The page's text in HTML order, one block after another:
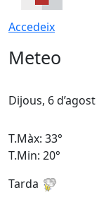
Accedeix
Meteo
Dijous, 6 d’agost
T.Màx: 33°
T.Min: 20°
Tarda